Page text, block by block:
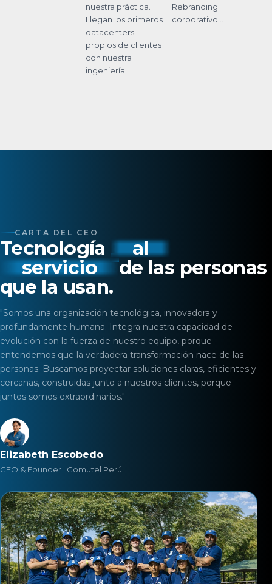
nuestra práctica.
Llegan los primeros
datacenters
propios de clientes
con nuestra
ingeniería.
Rebranding
corporativo... .
CARTA DEL CEO
Tecnología
al
servicio
de las personas
que la usan.
"Somos una organización tecnológica, innovadora y
profundamente humana. Integra nuestra capacidad de
evolución con la fuerza de nuestro equipo, porque
entendemos que la verdadera transformación nace de las
personas. Buscamos proyectar soluciones claras, eficientes y
cercanas, construidas junto a nuestros clientes, porque
juntos somos extraordinarios."
Elizabeth Escobedo
CEO & Founder · Comutel Perú